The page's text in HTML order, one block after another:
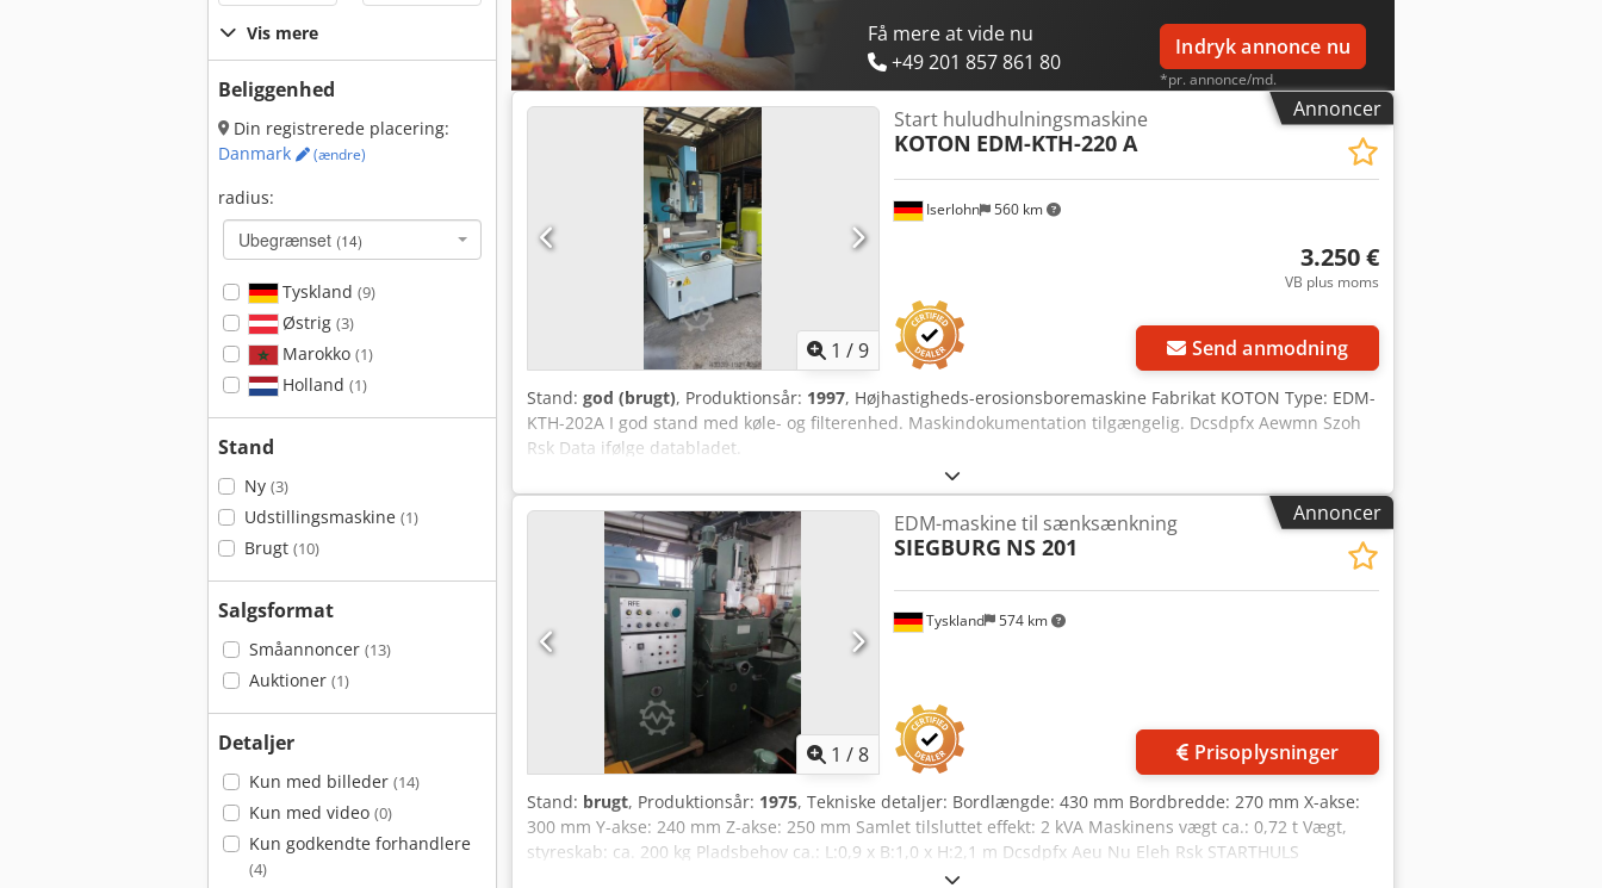
Vis mere
Beliggenhed
Din registrerede placering:
Danmark
(ændre)
radius:
Ubegrænset (14)
Tyskland (9)
Østrig (3)
Marokko (1)
Holland (1)
Stand
Ny (3)
Udstillingsmaskine (1)
Brugt (10)
Salgsformat
Småannoncer (13)
Auktioner (1)
Detaljer
Kun med billeder (14)
Kun med video (0)
Kun godkendte forhandlere
(4)
Få mere at vide nu
+49 201 857 861 80
Indryk annonce nu
*pr. annonce/md.
Annoncer
1 /9
Iserlohn 560 km
Start huludhulningsmaskine
KOTON EDM-KTH-220 A
3.250 €
VB plus moms
Send anmodning
Stand: god (brugt), Produktionsår: 1997, Højhastigheds-erosionsboremaskine Fabrikat KOTON Type: EDM-
KTH-202A I god stand med køle- og filterenhed. Maskindokumentation tilgængelig. Dcsdpfx Aewmn Szoh
Rsk Data ifølge databladet.
Annoncer
1 /8
Tyskland 574 km
EDM-maskine til sænksænkning
SIEGBURG NS 201
Prisoplysninger
Stand: brugt, Produktionsår: 1975, Tekniske detaljer: Bordlængde: 430 mm Bordbredde: 270 mm X-akse:
300 mm Y-akse: 240 mm Z-akse: 250 mm Samlet tilsluttet effekt: 2 kVA Maskinens vægt ca.: 0,72 t Vægt,
styreskab: ca. 200 kg Pladsbehov ca.: L:0,9 x B:1,0 x H:2,1 m Dcsdpfx Aeu Nu Eleh Rsk STARTHULS
ERODERINGSMASKINE - Kølekarrets mål: 1000 x 510 x 900 mm - Inkl. styreskab: 600 x 550 x 1400 mm